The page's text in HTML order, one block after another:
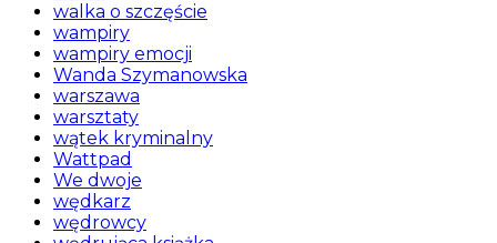
walka o szczęście
wampiry
wampiry emocji
Wanda Szymanowska
warszawa
warsztaty
wątek kryminalny
Wattpad
We dwoje
wędkarz
wędrowcy